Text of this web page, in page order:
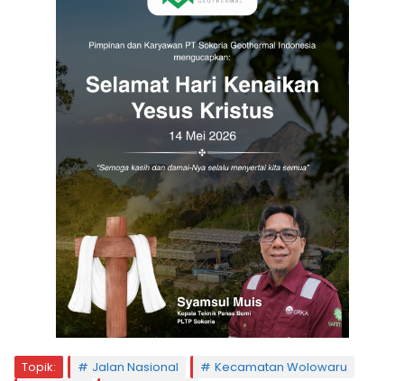
Topik: Jalan Nasional Kecamatan Wolowaru